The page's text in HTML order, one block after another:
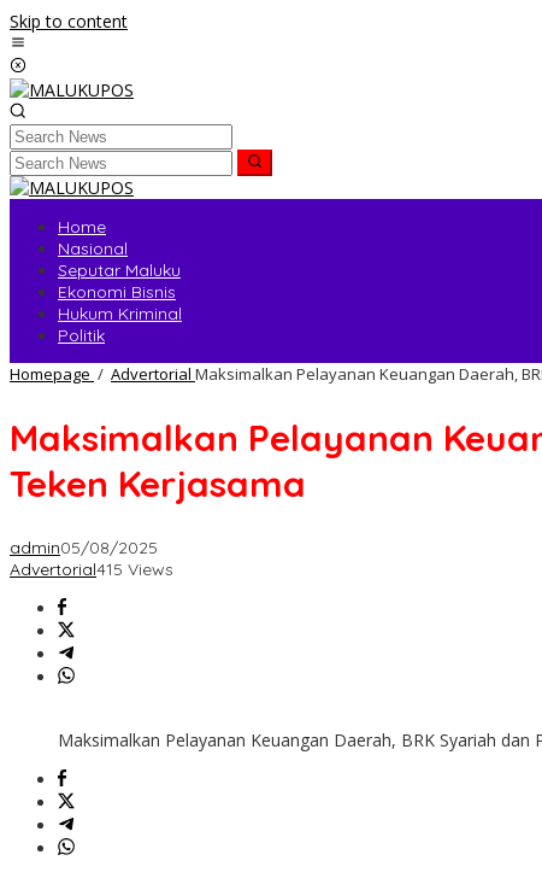
Skip to content
Home
Nasional
Seputar Maluku
Ekonomi Bisnis
Hukum Kriminal
Politik
Homepage / Advertorial Maksimalkan Pelayanan Keuangan Daerah,
Maksimalkan Pelayanan
Teken Kerjasama
admin05/08/2025
Advertorial415 Views
Maksimalkan Pelayanan Keuangan Daerah, BRK Syariah